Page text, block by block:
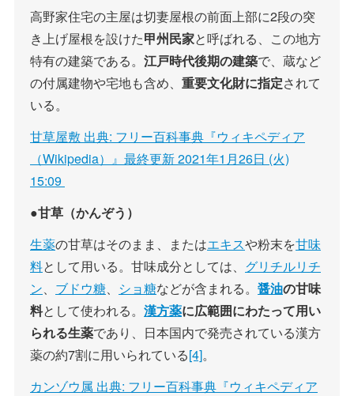
高野家住宅の主屋は切妻屋根の前面上部に2段の突
き上げ屋根を設けた甲州民家と呼ばれる、この地方
特有の建築である。 江戸時代後期の建築で、蔵など
の付属建物や宅地も含め、 重要文化財に指定されて
いる。
甘草屋敷 出典: フリー百科事典『ウィキペディア
（Wikipedia）』最終更新 2021年1月26日 (火)
15:09
●甘草（かんぞう）
生薬の甘草はそのまま、またはエキスや粉末を甘味
料として用いる。甘味成分としては、 グリチルリチ
ン、 ブドウ糖、 ショ糖などが含まれる。 醤油の甘味
料として使われる。 漢方薬に広範囲にわたって用い
られる生薬であり、日本国内で発売されている漢方
薬の約7割に用いられている[4]。
カンゾウ属 出典: フリー百科事典『ウィキペディア